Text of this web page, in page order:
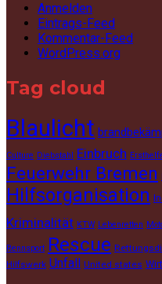
Anmelden
Eintrags-Feed
Kommentar-Feed
WordPress.org
Tag cloud
Blaulicht
Culture Diebstahl Einbruch
Feuerwehr Bremen
Hilfsorganisation
Kriminalität KTW Lebenretten
Rennsport Rescue
Hilfswerk Unfall United states